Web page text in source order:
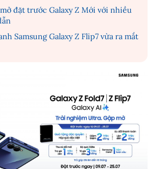
đặt trước Galaxy Z Mới với nhiều
Samsung Galaxy Z Flip7 vừa ra mắt